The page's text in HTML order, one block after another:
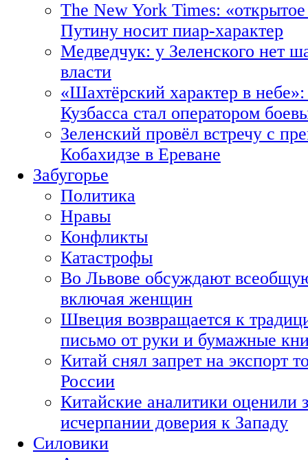
The New York Times:
Путину носит пиар-характер
Медведчук: у Зеленского нет
власти
«Шахтёрский характер в
Кузбасса стал оператором
Зеленский провёл встречу с
Кобахидзе в Ереване
Забугорье
Политика
Нравы
Конфликты
Катастрофы
Во Львове обсуждают
включая женщин
Швеция возвращается к
письмо от руки и бумажные
Китай снял запрет на экспорт
России
Китайские аналитики оценили
исчерпании доверия к Западу
Силовики